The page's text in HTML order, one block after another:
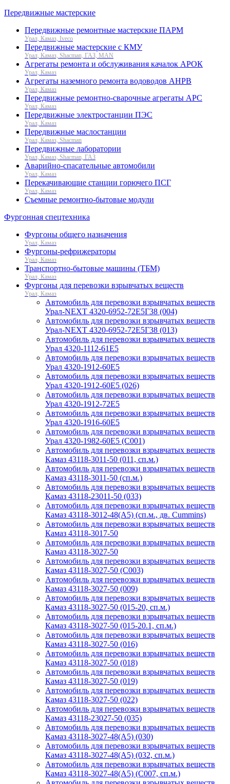
Передвижные мастерские
Передвижные ремонтные мастерские ПАРМ
Урал, Камаз, Iveco
Передвижные мастерские с КМУ
Урал, Камаз, Shacman, ГАЗ, MAN
Агрегаты ремонта и обслуживания качалок АРОК
Урал, Камаз
Агрегаты наземного ремонта водоводов АНРВ
Урал, Камаз
Передвижные ремонтно-сварочные агрегаты АРС
Урал, Камаз
Передвижные электростанции ПЭС
Урал, Камаз
Передвижные маслостанции
Урал, Камаз, Shacman
Передвижные лаборатории
Урал, Камаз, Shacman, ГАЗ
Аварийно-спасательные автомобили
Урал, Камаз
Перекачивающие станции горючего ПСГ
Урал, Камаз
Съемные ремонтно-бытовые модули
Фургонная спецтехника
Фургоны общего назначения
Урал, Камаз
Фургоны-рефрижераторы
Урал, Камаз
Транспортно-бытовые машины (ТБМ)
Урал, Камаз
Фургоны для перевозки взрывчатых веществ
Урал, Камаз
Автомобиль для перевозки взрывчатых веществ
Урал-NEXT 4320-6952-72Е5Г38 (004)
Автомобиль для перевозки взрывчатых веществ
Урал-NEXT 4320-6952-72Е5Г38 (013)
Автомобиль для перевозки взрывчатых веществ
Урал 4320-1112-61Е5
Автомобиль для перевозки взрывчатых веществ
Урал 4320-1912-60Е5
Автомобиль для перевозки взрывчатых веществ
Урал 4320-1912-60Е5 (026)
Автомобиль для перевозки взрывчатых веществ
Урал 4320-1912-72Е5
Автомобиль для перевозки взрывчатых веществ
Урал 4320-1916-60Е5
Автомобиль для перевозки взрывчатых веществ
Урал 4320-1982-60Е5 (С001)
Автомобиль для перевозки взрывчатых веществ
Камаз 43118-3011-50 (011, сп.м.)
Автомобиль для перевозки взрывчатых веществ
Камаз 43118-3011-50 (сп.м.)
Автомобиль для перевозки взрывчатых веществ
Камаз 43118-23011-50 (033)
Автомобиль для перевозки взрывчатых веществ
Камаз 43118-3012-48(А5) (сп.м., дв. Cummins)
Автомобиль для перевозки взрывчатых веществ
Камаз 43118-3017-50
Автомобиль для перевозки взрывчатых веществ
Камаз 43118-3027-50
Автомобиль для перевозки взрывчатых веществ
Камаз 43118-3027-50 (С003)
Автомобиль для перевозки взрывчатых веществ
Камаз 43118-3027-50 (009)
Автомобиль для перевозки взрывчатых веществ
Камаз 43118-3027-50 (015-20, сп.м.)
Автомобиль для перевозки взрывчатых веществ
Камаз 43118-3027-50 (015-20.1, сп.м.)
Автомобиль для перевозки взрывчатых веществ
Камаз 43118-3027-50 (016)
Автомобиль для перевозки взрывчатых веществ
Камаз 43118-3027-50 (018)
Автомобиль для перевозки взрывчатых веществ
Камаз 43118-3027-50 (019)
Автомобиль для перевозки взрывчатых веществ
Камаз 43118-3027-50 (022)
Автомобиль для перевозки взрывчатых веществ
Камаз 43118-23027-50 (035)
Автомобиль для перевозки взрывчатых веществ
Камаз 43118-3027-48(A5) (030)
Автомобиль для перевозки взрывчатых веществ
Камаз 43118-3027-48(A5) (032, сп.м.)
Автомобиль для перевозки взрывчатых веществ
Камаз 43118-3027-48(А5) (C007, сп.м.)